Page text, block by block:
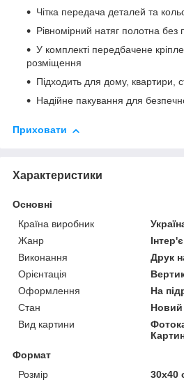
Чітка передача деталей та
Рівномірний натяг полотна без
У комплекті передбачене
розміщення
Підходить для дому, квартири,
Надійне пакування для
Приховати
Характеристики
Основні
Країна виробник
Жанр
Виконання
Друк
Орієнтація
Оформлення
На
Стан
Новий
Вид картини
Формат
Розмір
30х40